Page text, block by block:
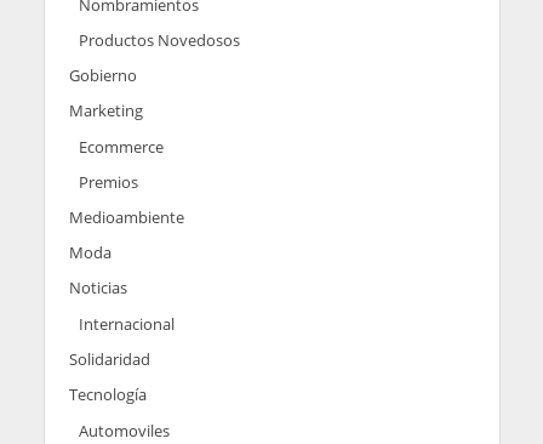
Nombramientos
Productos Novedosos
Gobierno
Marketing
Ecommerce
Premios
Medioambiente
Moda
Noticias
Internacional
Solidaridad
Tecnología
Automoviles